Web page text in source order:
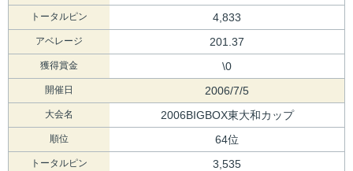
トータルピン 4,833
アベレージ 201.37
獲得賞金 \0
開催日 2006/7/5
大会名 2006BIGBOX東大和カップ
順位 64位
トータルピン 3,535